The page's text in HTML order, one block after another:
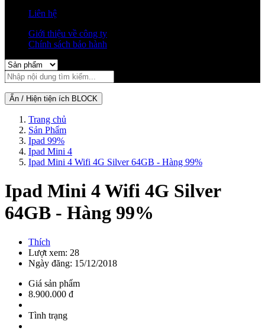
Liên hệ
Giới thiệu về công ty
Chính sách bảo hành
Ẩn / Hiện tiện ích BLOCK
Trang chủ
Sản Phẩm
Ipad 99%
Ipad Mini 4
Ipad Mini 4 Wifi 4G Silver 64GB - Hàng 99%
Ipad Mini 4 Wifi 4G Silver
64GB - Hàng 99%
Thích
Lượt xem: 28
Ngày đăng: 15/12/2018
Giá sản phẩm
8.900.000 đ
Tình trạng